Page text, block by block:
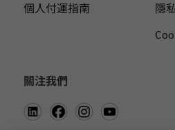
個人付運指南
隱
關注我們